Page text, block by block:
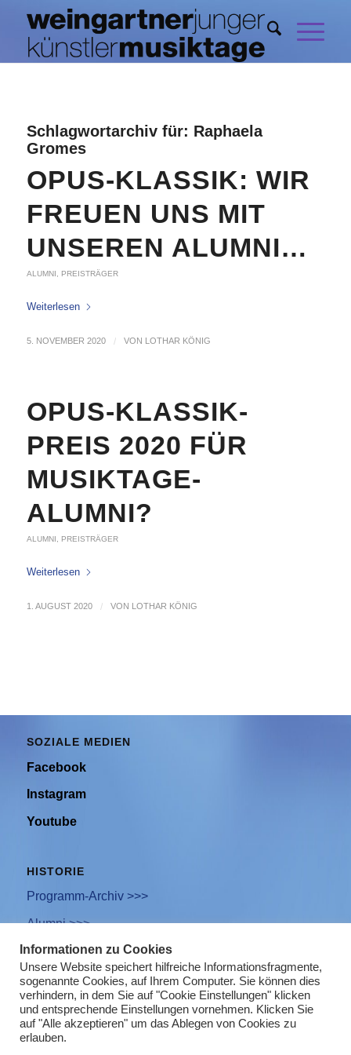
Schlagwortarchiv für: Raphaela
Gromes
OPUS-KLASSIK: WIR
FREUEN UNS MIT
UNSEREN ALUMNI…
ALUMNI PREISTRÄGER
Weiterlesen
5. NOVEMBER 2020 / VON LOTHAR KÖNIG
OPUS-KLASSIK-
PREIS 2020 FÜR
MUSIKTAGE-
ALUMNI?
ALUMNI PREISTRÄGER
Weiterlesen
1. AUGUST 2020 / VON LOTHAR KÖNIG
SOZIALE MEDIEN
Facebook
Instagram
Youtube
HISTORIE
Programm-Archiv >>>
Alumni >>>
Newsletter Anmeldung
Impressum
Datenschutz
Informationen zu Cookies
Unsere Website speichert hilfreiche Informationsfragmente,
sogenannte Cookies, auf Ihrem Computer. Sie können dies
verhindern, in dem Sie auf "Cookie Einstellungen" klicken
und entsprechende Einstellungen vornehmen. Klicken Sie
auf "Alle akzeptieren" um das Ablegen von Cookies zu
erlauben.